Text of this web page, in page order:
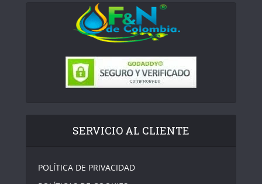
SERVICIO AL CLIENTE
POLÍTICA DE PRIVACIDAD